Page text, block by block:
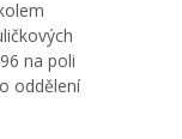
na poli
oddělení